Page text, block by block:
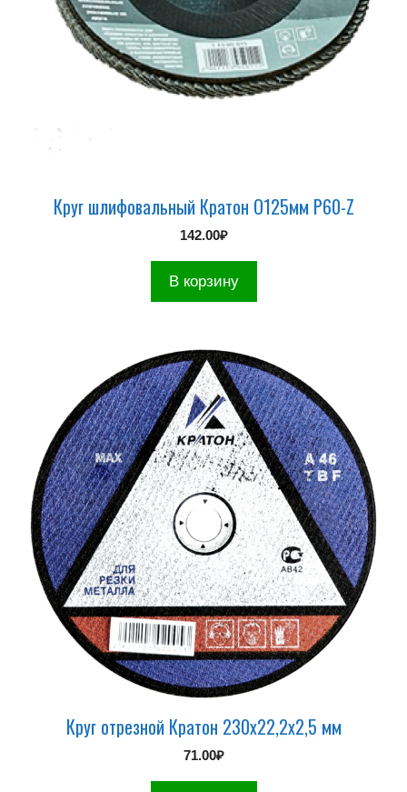
Круг шлифовальный Кратон О125мм P60-Z
142.00₽
В корзину
Круг отрезной Кратон 230х22,2х2,5 мм
71.00₽